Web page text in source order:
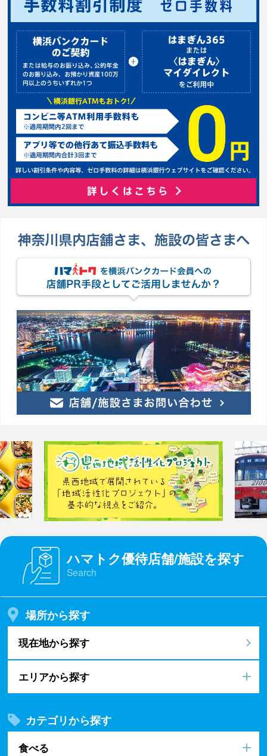
ハマトク優待店舗/施設を探す
Search
場所から探す
現在地から探す
エリアから探す
カテゴリから探す
食べる